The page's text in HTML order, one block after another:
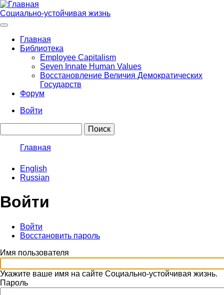
Перейти
к
основному
Социально-устойчивая жизнь
Main
navigation
Главная
Библиотека
Employee Capitalism
Seven Innate Human Values
Восстановление Величия Демократических
Государств
Форум
menu
Войти
навигации
Главная
English
Russian
Войти
Главные
вкладки
Войти
вкладка)
Восстановить пароль
Имя пользователя
Укажите ваше имя на сайте Социально-устойчивая жизнь.
Пароль